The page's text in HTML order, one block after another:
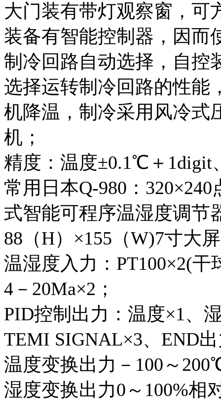
大门装有带灯观察窗，可
装备有智能控制器，因而
制冷回路自动选择，自控
选择运转制冷回路的性能
机降温，制冷采用风冷式
机；
精度：温度±0.1℃＋1digit
常用日本Q-980：
式智能可程序温湿度调节
88（H）×155（W)7寸大
温湿度入力：PT100×2(干
4－20Ma×2；
PID控制出力：温度×1、
TEMI SIGNAL×3、END
温度变换出力－100～
湿度变换出力0～100%相